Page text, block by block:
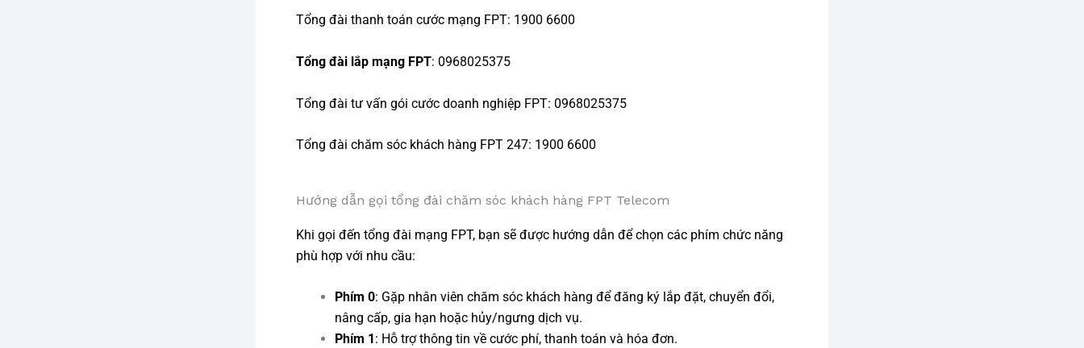
Tổng đài thanh toán cước mạng FPT: 1900 6600
Tổng đài lắp mạng FPT: 0968025375
Tổng đài tư vấn gói cước doanh nghiệp FPT: 0968025375
Tổng đài chăm sóc khách hàng FPT 247: 1900 6600
Hướng dẫn gọi tổng đài chăm sóc khách hàng FPT Telecom
Khi gọi đến tổng đài mạng FPT, bạn sẽ được hướng dẫn để chọn các phím chức năng
phù hợp với nhu cầu:
Phím 0: Gặp nhân viên chăm sóc khách hàng để đăng ký lắp đặt, chuyển đổi,
nâng cấp, gia hạn hoặc hủy/ngưng dịch vụ.
Phím 1 : Hỗ trợ thông tin về cước phí, thanh toán và hóa đơn.